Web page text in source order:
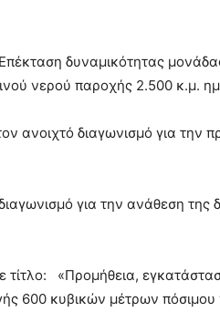
δυναμικότητας
νερού παροχής 2.500 κ.μ.
ανοιχτό διαγωνισμό για την
για την ανάθεση
«Προμήθεια,
600 κυβικών μέτρων